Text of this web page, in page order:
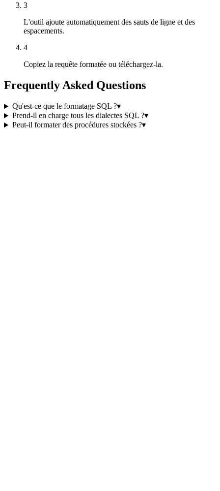
3
L'outil ajoute automatiquement des sauts de ligne et des
espacements.
4
Copiez la requête formatée ou téléchargez-la.
Frequently Asked Questions
Qu'est-ce que le formatage SQL ?▾
Prend-il en charge tous les dialectes SQL ?▾
Peut-il formater des procédures stockées ?▾